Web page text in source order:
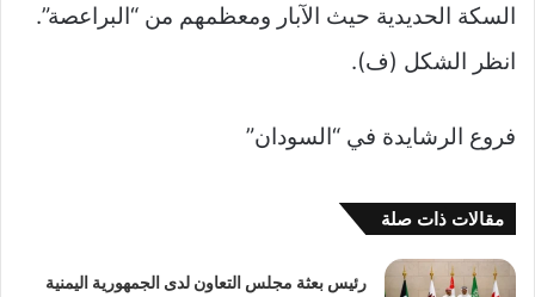
السكة الحديدية حيث الآبار ومعظمهم من “البراعصة”.
انظر الشكل (ف).
فروع الرشايدة في “السودان”
مقالات ذات صلة
رئيس بعثة مجلس التعاون لدى الجمهورية اليمنية